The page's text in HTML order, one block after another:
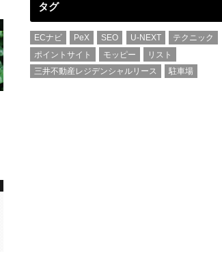
タグ
ECナビ PeX SEO U-NEXT
テクニック
ポイントサイト
モッピー
リスト
三井不動産レジデンシャルリース
駐車場